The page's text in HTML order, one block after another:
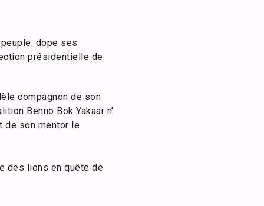
dope ses
présidentielle de
compagnon de son
Benno Bok Yakaar n’
de son mentor le
des lions en quête de